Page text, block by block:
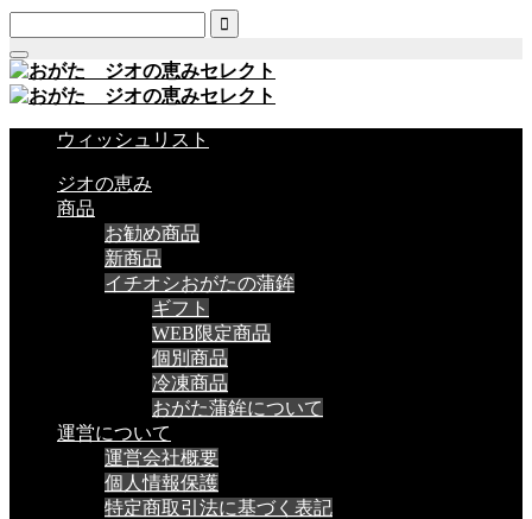

ウィッシュリスト
ジオの恵み
商品
お勧め商品
新商品
イチオシおがたの蒲鉾
ギフト
WEB限定商品
個別商品
冷凍商品
おがた蒲鉾について
運営について
運営会社概要
個人情報保護
特定商取引法に基づく表記